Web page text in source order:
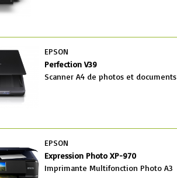
EPSON
Perfection V39
Scanner A4 de photos et documents
EPSON
Expression Photo XP-970
Imprimante Multifonction Photo A3